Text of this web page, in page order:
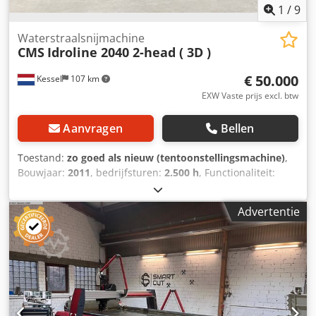
1 /9
Kessel 107 km
Waterstraalsnijmachine
CMS Idroline 2040 2-head ( 3D )
€ 50.000
EXW Vaste prijs excl. btw
Aanvragen Bellen
Toestand: zo goed als nieuw (tentoonstellingsmachine),
Bouwjaar: 2011, bedrijfsturen: 2.500 h, Functionaliteit:
, machine-/voertuignummer:
werkbereik:4.500 mm, verplaatsingsafstand X-as:4.000
mm, verplaatsing Y-as:
, verplaatsingsafstand Z-
as:250 mm , werkstukgewicht (max.):8.000 kg, type
ingangsstroom:
Airconditioning , ingangsspanning:400 V,
plaatdikte aluminium (max.):150 mm, tafel lengte:4.500
mm, werksnelheid: 20.000 mm/s, tafelbreedte:2.400 mm,
tankinhoud:8.000 l, druk:4.150 bar, positioneersnelheid:
40 m/min, snelle verplaatsing X-as: 40 m/min, snelle
Advertentie